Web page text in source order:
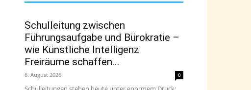
Schulleitung zwischen
Führungsaufgabe und Bürokratie –
wie Künstliche Intelligenz
Freiräume schaffen...
6. August 2026 0